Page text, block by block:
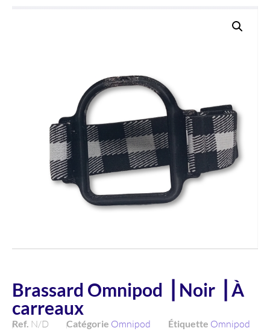
Brassard Omnipod ⎥ Noir ⎥ À
carreaux
Ref. N/D Catégorie Omnipod Étiquette Omnipod